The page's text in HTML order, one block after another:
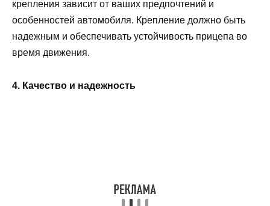
крепления зависит от ваших предпочтений и
особенностей автомобиля. Крепление должно быть
надежным и обеспечивать устойчивость прицепа во
время движения.
4. Качество и надежность